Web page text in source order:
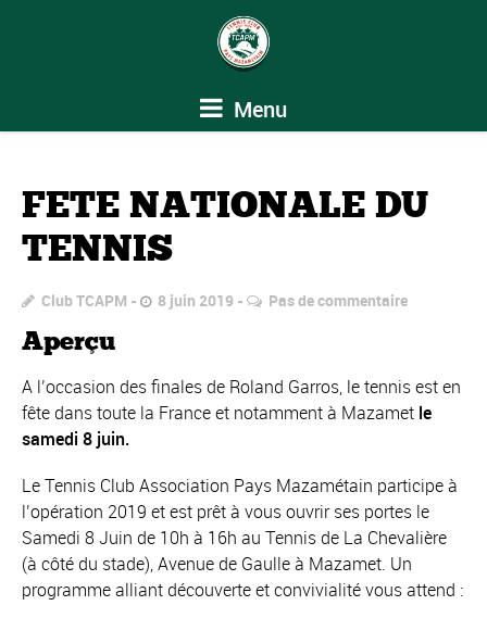
Menu
FETE NATIONALE DU
TENNIS
Club TCAPM 8 juin 2019 Pas de commentaire
Aperçu
A l’occasion des finales de Roland Garros, le tennis est en
fête dans toute la France et notamment à Mazamet le
samedi 8 juin.
Le Tennis Club Association Pays Mazamétain participe à
l’opération 2019 et est prêt à vous ouvrir ses portes le
Samedi 8 Juin de 10h à 16h au Tennis de La Chevalière
(à côté du stade), Avenue de Gaulle à Mazamet. Un
programme alliant découverte et convivialité vous attend :